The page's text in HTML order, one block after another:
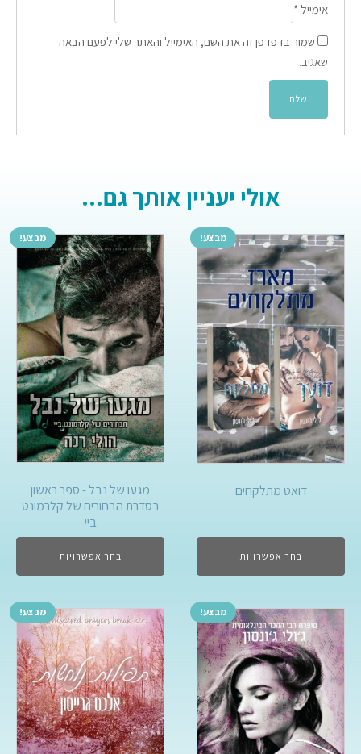
אימייל *
שמור בדפדפן זה את השם, האימייל והאתר שלי לפעם הבאה
שאגיב.
אולי יעניין אותך גם...
מבצע!
דואט מתלקחים
בחר אפשרויות
מבצע!
מגעו של נבל - ספר ראשון
בסדרת הבחורים של קלרמונט
ביי
בחר אפשרויות
מבצע! מבצע!